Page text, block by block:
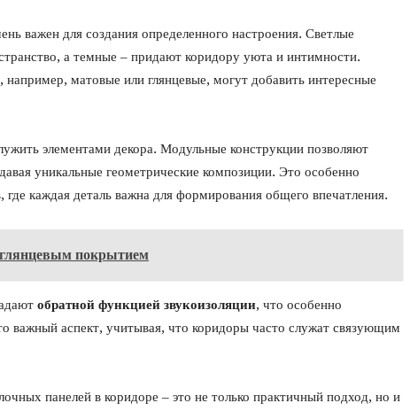
важен для создания определенного настроения. Светлые
а темные – придают коридору уюта и интимности.
матовые или глянцевые, могут добавить интересные
элементами декора. Модульные конструкции позволяют
уникальные геометрические композиции. Это особенно
каждая деталь важна для формирования общего впечатления.
покрытием
обратной функцией звукоизоляции, что особенно
важный аспект, учитывая, что коридоры часто служат связующим
панелей в коридоре – это не только практичный подход, но и